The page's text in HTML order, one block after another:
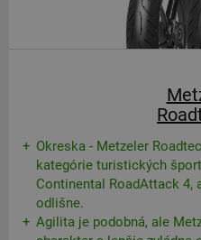
Okreska - Metzeler
kategórie turistických
Continental RoadAttack 4,
odlišne.
Agilita je podobná, ale